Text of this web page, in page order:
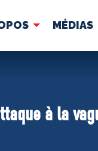
MÉDIAS
à la